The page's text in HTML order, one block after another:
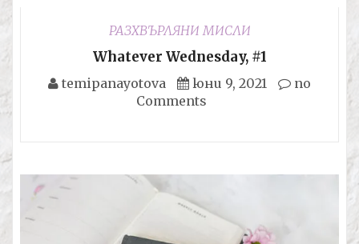
РАЗХВЪРЛЯНИ МИСЛИ
Whatever Wednesday, #1
temipanayotova юни 9, 2021
no
Comments